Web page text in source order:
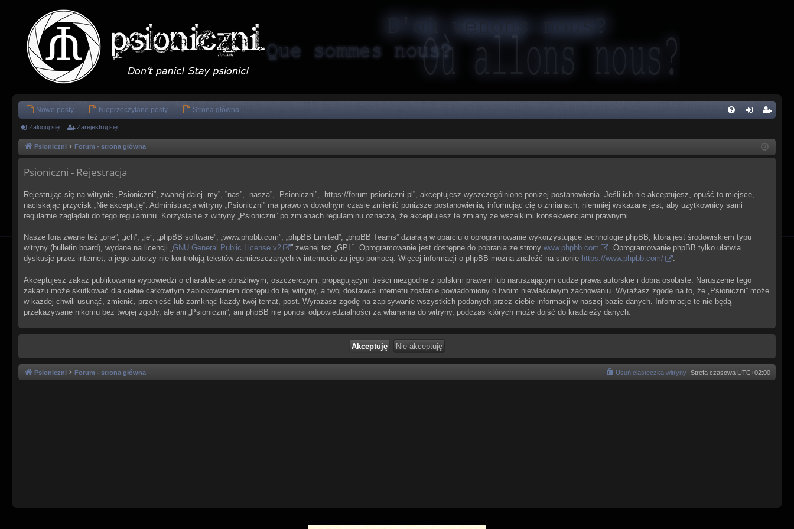
Nowe posty Nieprzeczytane posty Strona główna
ę
ej
Zaloguj się Zarejestruj się
Psioniczni Forum - strona główna
Psioniczni - Rejestracja
Rejestrując się na witrynie „Psioniczni”, zwanej dalej „my”, ”nas”, „nasza”, „Psioniczni”, „https://forum.psioniczni.pl”, akceptujesz wyszczególnione poniżej postanowienia. Jeśli ich nie akceptujesz, opuść to miejsce,
naciskając przycisk „Nie akceptuję”. Administracja witryny „Psioniczni” ma prawo w dowolnym czasie zmienić poniższe postanowienia, informując cię o zmianach, niemniej wskazane jest, aby użytkownicy sami
regularnie zaglądali do tego regulaminu. Korzystanie z witryny „Psioniczni” po zmianach regulaminu oznacza, że akceptujesz te zmiany ze wszelkimi konsekwencjami prawnymi.
Nasze fora zwane też „one”, „ich”, „je”, „phpBB software”, „www.phpbb.com”, „phpBB Limited”, „phpBB Teams” działają w oparciu o oprogramowanie wykorzystujące technologię phpBB, która jest środowiskiem typu
witryny (bulletin board), wydane na licencji „ GNU General Public License v2 ” zwanej też „GPL”. Oprogramowanie jest dostępne do pobrania ze strony www.phpbb.com
. Oprogramowanie phpBB tylko ułatwia
dyskusje przez internet, a jego autorzy nie kontrolują tekstów zamieszczanych w internecie za jego pomocą. Więcej informacji o phpBB można znaleźć na stronie https://www.phpbb.com/ .
Akceptujesz zakaz publikowania wypowiedzi o charakterze obraźliwym, oszczerczym, propagującym treści niezgodne z polskim prawem lub naruszającym cudze prawa autorskie i dobra osobiste. Naruszenie tego
zakazu może skutkować dla ciebie całkowitym zablokowaniem dostępu do tej witryny, a twój dostawca internetu zostanie powiadomiony o twoim niewłaściwym zachowaniu. Wyrażasz zgodę na to, że „Psioniczni” może
w każdej chwili usunąć, zmienić, przenieść lub zamknąć każdy twój temat, post. Wyrażasz zgodę na zapisywanie wszystkich podanych przez ciebie informacji w naszej bazie danych. Informacje te nie będą
przekazywane nikomu bez twojej zgody, ale ani „Psioniczni”, ani phpBB nie ponosi odpowiedzialności za włamania do witryny, podczas których może dojść do kradzieży danych.
Psioniczni Forum - strona główna Strefa czasowa UTC+02:00
Usuń ciasteczka witryny